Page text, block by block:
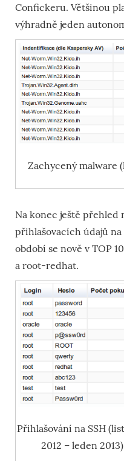
Confickeru. Většinou
výhradně jeden
Zachycený malware
Na konec ještě přehled
přihlašovacích údajů
období se nově v TOP
a root-redhat.
Přihlašování na SSH
2012 – leden 2013)